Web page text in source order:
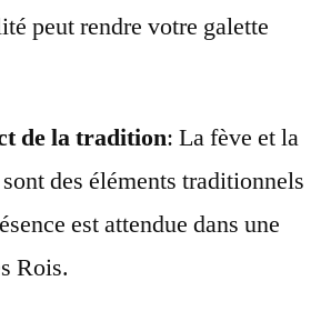
peut rendre votre galette
de la tradition: La fève et la
des éléments traditionnels
est attendue dans une
Rois.